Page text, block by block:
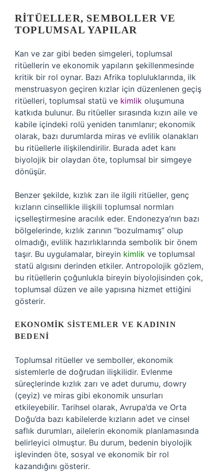
RITÜELLER, SEMBOLLER VE
TOPLUMSAL YAPILAR
Kan ve zar gibi beden simgeleri, toplumsal
ritüellerin ve ekonomik yapıların şekillenmesinde
kritik bir rol oynar. Bazı Afrika topluluklarında, ilk
menstruasyon geçiren kızlar için düzenlenen geçiş
ritüelleri, toplumsal statü ve kimlik oluşumuna
katkıda bulunur. Bu ritüeller sırasında kızın aile ve
kabile içindeki rolü yeniden tanımlanır; ekonomik
olarak, bazı durumlarda miras ve evlilik olanakları
bu ritüellerle ilişkilendirilir. Burada adet kanı
biyolojik bir olaydan öte, toplumsal bir simgeye
dönüşür.
Benzer şekilde, kızlık zarı ile ilgili ritüeller, genç
kızların cinsellikle ilişkili toplumsal normları
içselleştirmesine aracılık eder. Endonezya’nın bazı
bölgelerinde, kızlık zarının “bozulmamış” olup
olmadığı, evlilik hazırlıklarında sembolik bir önem
taşır. Bu uygulamalar, bireyin kimlik ve toplumsal
statü algısını derinden etkiler. Antropolojik gözlem,
bu ritüellerin çoğunlukla bireyin biyolojisinden çok,
toplumsal düzen ve aile yapısına hizmet ettiğini
gösterir.
EKONOMIK SISTEMLER VE KADININ
BEDENI
Toplumsal ritüeller ve semboller, ekonomik
sistemlerle de doğrudan ilişkilidir. Evlenme
süreçlerinde kızlık zarı ve adet durumu, dowry
(çeyiz) ve miras gibi ekonomik unsurları
etkileyebilir. Tarihsel olarak, Avrupa’da ve Orta
Doğu’da bazı kabilelerde kızların adet ve cinsel
saflık durumları, ailelerin ekonomik planlamasında
belirleyici olmuştur. Bu durum, bedenin biyolojik
işlevinden öte, sosyal ve ekonomik bir rol
kazandığını gösterir.